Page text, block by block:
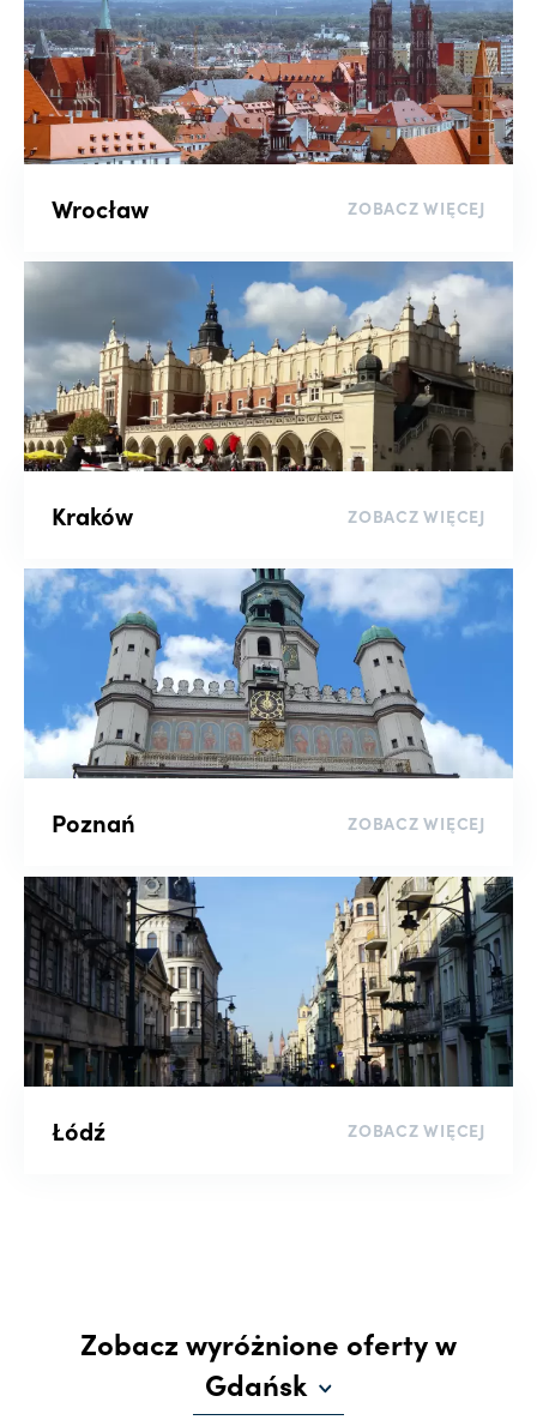
wyczyść filtry
Wrocław ZOBACZ WIĘCEJ
Kraków ZOBACZ WIĘCEJ
Poznań ZOBACZ WIĘCEJ
Łódź ZOBACZ WIĘCEJ
Zobacz wyróżnione oferty w
Gdańsk